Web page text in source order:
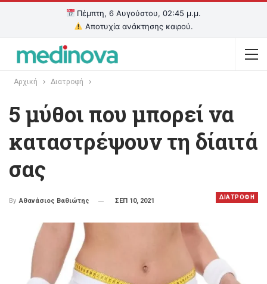
Πέμπτη, 6 Αυγούστου, 02:45 μ.μ.
Αποτυχία ανάκτησης καιρού.
Αρχική Διατροφή
5 μύθοι που μπορεί να
καταστρέψουν τη δίαιτά
σας
ΔΙΑΤΡΟΦΗ
By Αθανάσιος Βαθιώτης ΣΕΠ 10, 2021